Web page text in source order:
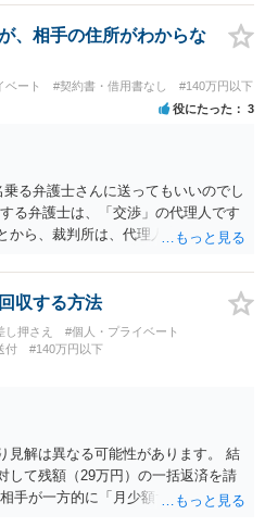
に返金する意思がないものと判断
びこれに対する遅延損害金の支払い
他必要な法的手続を直ちに講じま
で、あらかじめ申し添えます。 本件
とによって生じた返還義務の履行を
仕入先との取引関係や返金時期など
の発生や履行時期には何ら影響を
以上、本件の解決を不必要に遅延さ
かに返金手続を履行されるよう、強
、相手の住所がわからな
ベート #契約書・借用書なし #140万円以下
役にたった 3
る弁護士さんに送ってもいいのでし
る弁護士は、「交渉」の代理人です
から、裁判所は、代理人宛ての訴状
住所で訴状を作成提出し、裁判所に
ると（訴状の記載内容から明らかな
護士に事前連絡し、引き続き訴訟も
意志が明らかになったところで、
理人に訴状の受領を促すこともあ
士（２０万円の請求で代理人弁護士
）も住所は明らかにしないでしょ
などの情報）から、相手の住所等の
うに思えます。 以上、ご参考まで。
収する方法
し押さえ
#個人・プライベート
付 #140万円以下
解は異なる可能性があります。 結
して残額（29万円）の一括返済を請
手が一方的に「月少額ずつ返す」と